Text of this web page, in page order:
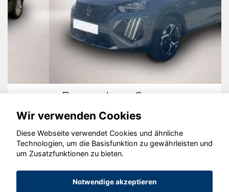
Peugeot 2008
© konjunkturmotor.de GmbH 2020 - 2026
Wir verwenden Cookies
Diese Webseite verwendet Cookies und ähnliche
Technologien, um die Basisfunktion zu gewährleisten und
um Zusatzfunktionen zu bieten.
Notwendige akzeptieren